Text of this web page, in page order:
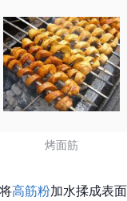
烤面筋
高筋粉加水揉成表